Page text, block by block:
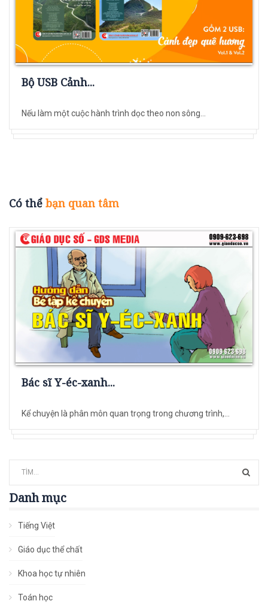
Bộ USB Cảnh...
Nếu làm một cuộc hành trình dọc theo non sông...
Có thể bạn quan tâm
Bác sĩ Y-éc-xanh...
Kể chuyện là phân môn quan trọng trong chương trình,...
Danh mục
Tiếng Việt
Giáo dục thể chất
Khoa học tự nhiên
Toán học